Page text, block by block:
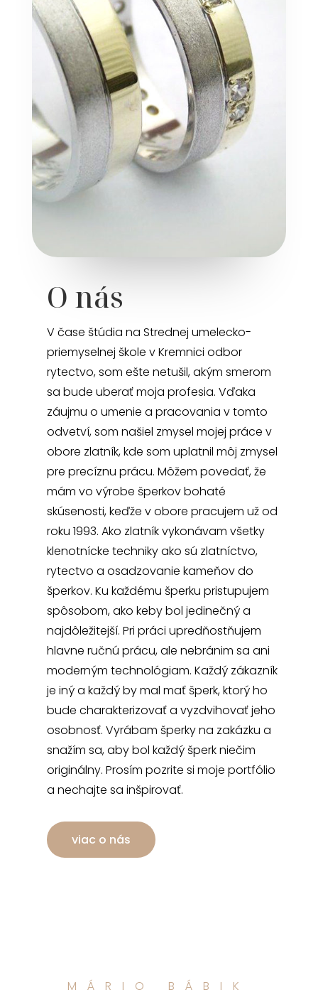
O nás
V čase štúdia na Strednej umelecko-
priemyselnej škole v Kremnici odbor
rytectvo, som ešte netušil, akým smerom
sa bude uberať moja profesia. Vďaka
záujmu o umenie a pracovania v tomto
odvetví, som našiel zmysel mojej práce v
obore zlatník, kde som uplatnil môj zmysel
pre precíznu prácu. Môžem povedať, že
mám vo výrobe šperkov bohaté
skúsenosti, keďže v obore pracujem už od
roku 1993. Ako zlatník vykonávam všetky
klenotnícke techniky ako sú zlatníctvo,
rytectvo a osadzovanie kameňov do
šperkov. Ku každému šperku pristupujem
spôsobom, ako keby bol jedinečný a
najdôležitejší. Pri práci upredňostňujem
hlavne ručnú prácu, ale nebránim sa ani
moderným technológiam. Každý zákazník
je iný a každý by mal mať šperk, ktorý ho
bude charakterizovať a vyzdvihovať jeho
osobnosť. Vyrábam šperky na zakázku a
snažím sa, aby bol každý šperk niečim
originálny. Prosím pozrite si moje portfólio
a nechajte sa inšpirovať.
viac o nás
MÁRIO BÁBIK